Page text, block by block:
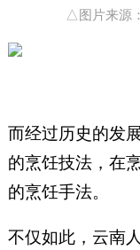
△图片来源
而经过历史的发
的烹饪技法，在
的烹饪手法。
不仅如此，云南